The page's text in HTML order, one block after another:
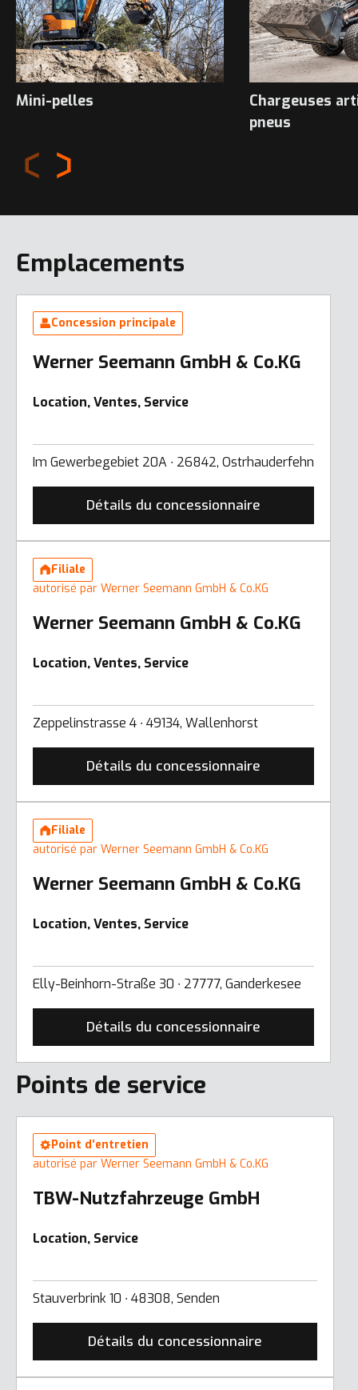
Mini-pelles
Chargeuses
pneus
Emplacements
Concession principale
Werner Seemann GmbH & Co.KG
Location, Ventes, Service
Im Gewerbegebiet 20A ∙ 26842, Ostrhauderfehn
Détails du concessionnaire
Filiale
autorisé par Werner Seemann GmbH & Co.KG
Werner Seemann GmbH & Co.KG
Location, Ventes, Service
Zeppelinstrasse 4 ∙ 49134, Wallenhorst
Détails du concessionnaire
Filiale
autorisé par Werner Seemann GmbH & Co.KG
Werner Seemann GmbH & Co.KG
Location, Ventes, Service
Elly-Beinhorn-Straße 30 ∙ 27777, Ganderkesee
Détails du concessionnaire
Points de service
Point d’entretien
autorisé par Werner Seemann GmbH & Co.KG
TBW-Nutzfahrzeuge GmbH
Location, Service
Stauverbrink 10 ∙ 48308, Senden
Détails du concessionnaire